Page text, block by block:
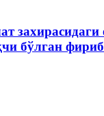
захирасидаги
бўлган